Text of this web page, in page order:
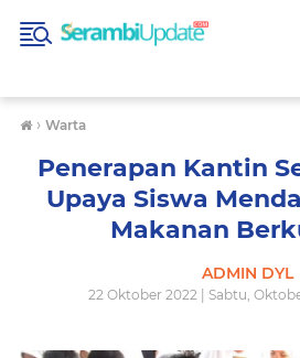
› Warta
Penerapan Kantin
Upaya Siswa
Makanan
ADMIN DYL
22 Oktober 2022 | Sabtu,